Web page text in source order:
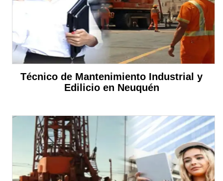
Técnico de Mantenimiento Industrial y
Edilicio en Neuquén